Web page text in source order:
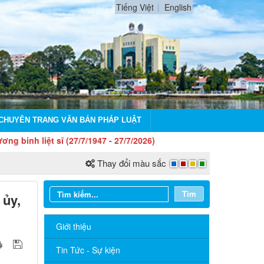
Tiếng Việt English
TRANG VĂN BẢN PHÁP LUẬT
liệt sĩ (27/7/1947 - 27/7/2026)
Thay đổi màu sắc
Tìm
Giới thiệu
Tin Tức - Sự kiện